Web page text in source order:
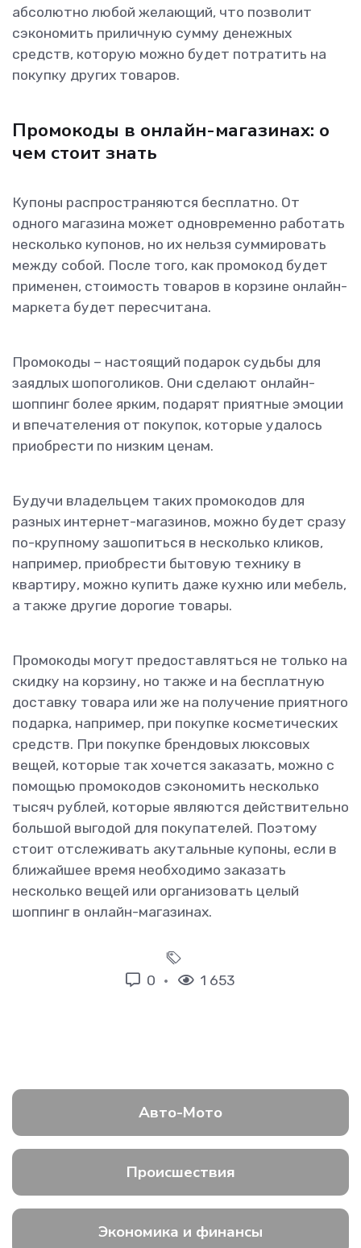
абсолютно любой желающий, что позволит
сэкономить приличную сумму денежных
средств, которую можно будет потратить на
покупку других товаров.
Промокоды в онлайн-магазинах: о
чем стоит знать
Купоны распространяются бесплатно. От
одного магазина может одновременно работать
несколько купонов, но их нельзя суммировать
между собой. После того, как промокод будет
применен, стоимость товаров в корзине онлайн-
маркета будет пересчитана.
Промокоды – настоящий подарок судьбы для
заядлых шопоголиков. Они сделают онлайн-
шоппинг более ярким, подарят приятные эмоции
и впечателения от покупок, которые удалось
приобрести по низким ценам.
Будучи владельцем таких промокодов для
разных интернет-магазинов, можно будет сразу
по-крупному зашопиться в несколько кликов,
например, приобрести бытовую технику в
квартиру, можно купить даже кухню или мебель,
а также другие дорогие товары.
Промокоды могут предоставляться не только на
скидку на корзину, но также и на бесплатную
доставку товара или же на получение приятного
подарка, например, при покупке косметических
средств. При покупке брендовых люксовых
вещей, которые так хочется заказать, можно с
помощью промокодов сэкономить несколько
тысяч рублей, которые являются действительно
большой выгодой для покупателей. Поэтому
стоит отслеживать акутальные купоны, если в
ближайшее время необходимо заказать
несколько вещей или организовать целый
шоппинг в онлайн-магазинах.
0 1 653
Авто-Мото
Происшествия
Экономика и финансы